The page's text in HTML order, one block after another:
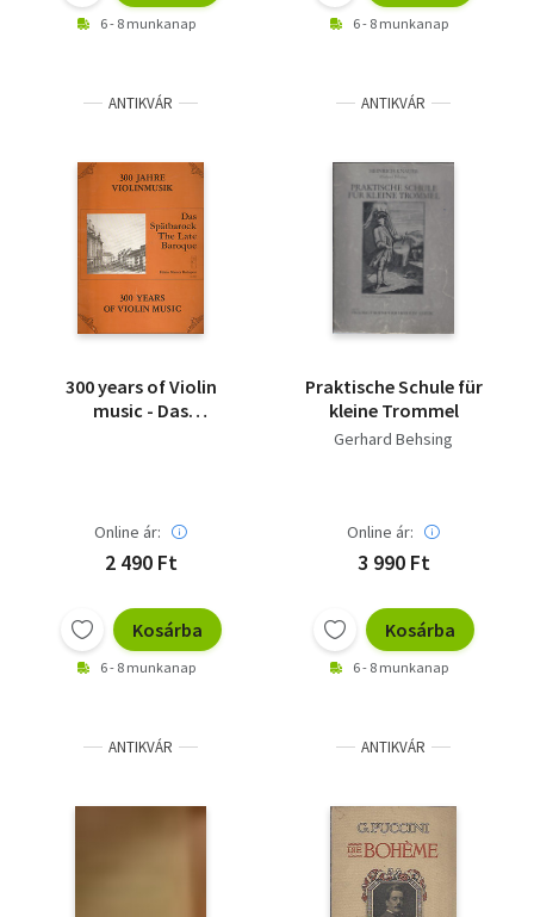
6 - 8 munkanap 6 - 8 munkanap
ANTIKVÁR
300 years of Violin
music - Das
Online ár:
2 490 Ft
Kosárba
6 - 8 munkanap
ANTIKVÁR
Praktische Schule für
kleine Trommel
Gerhard Behsing
Online ár:
3 990 Ft
Kosárba
6 - 8 munkanap
ANTIKVÁR ANTIKVÁR